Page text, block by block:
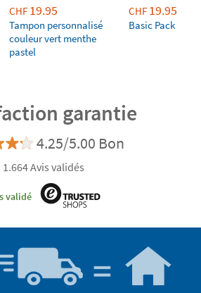
CHF 19.95
Tampon personnalisé
couleur vert menthe
pastel
CHF 19.95
Basic Pack
garantie
4.25/5.00 Bon
1.664 Avis validés
validé